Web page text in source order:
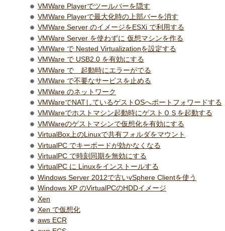
VMWare Playerでツールバーを隠す
VMWare Playerで最大化時の上部バーを消す
VMWare Server のイメージをESXi で利用する
VMWare Server を使わずに 仮想マシンを作る
VMWare で Nested Virtualizationを設定する
VMWare で USB2.0 を有効にする
VMWare で 起動時にエラーがでる
VMWare で不要なサービスを止める
VMWare のネットワーク
VMWareでNATしているゲストOSへポートフォワードする
VMWareでホストマシン起動時にゲストＯＳを起動する
VMWareのゲストマシンで仮想化を有効にする
VirtualBox上のLinuxで共有フォルダをマウント
VirtualPC でキーボードが効かなくなる
VirtualPC で時刻同期を無効にする
VirtualPC に Linuxをインストールする
Windows Server 2012で古いvSphere Clientを使う
Windows XP のVirtualPCのHDDイメージ
Xen
Xen で仮想化
aws ECR